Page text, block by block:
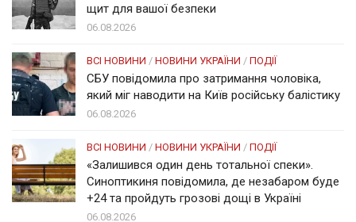
щит для вашої безпеки
06.08.2026
ВСІ НОВИНИ / НОВИНИ УКРАЇНИ / ПОДІЇ
СБУ повідомила про затримання чоловіка,
який міг наводити на Київ російську балістику
06.08.2026
ВСІ НОВИНИ / НОВИНИ УКРАЇНИ / ПОДІЇ
«Залишився один день тотальної спеки».
Синоптикиня повідомила, де незабаром буде
+24 та пройдуть грозові дощі в Україні
06.08.2026